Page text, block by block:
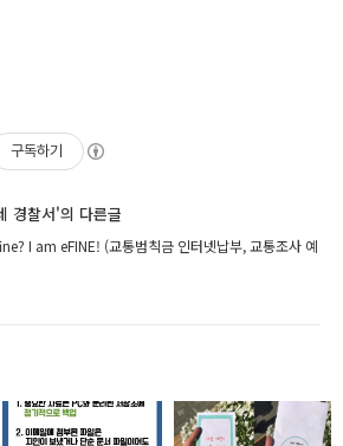
구독하기
경찰서'의 다른글
I am eFINE! (교통범칙금 인터넷납부, 교통조사 예